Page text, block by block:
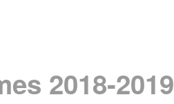
2018-2019